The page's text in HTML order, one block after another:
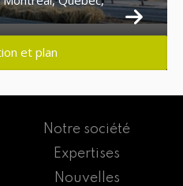
et plan
Notre société
Expertises
Nouvelles